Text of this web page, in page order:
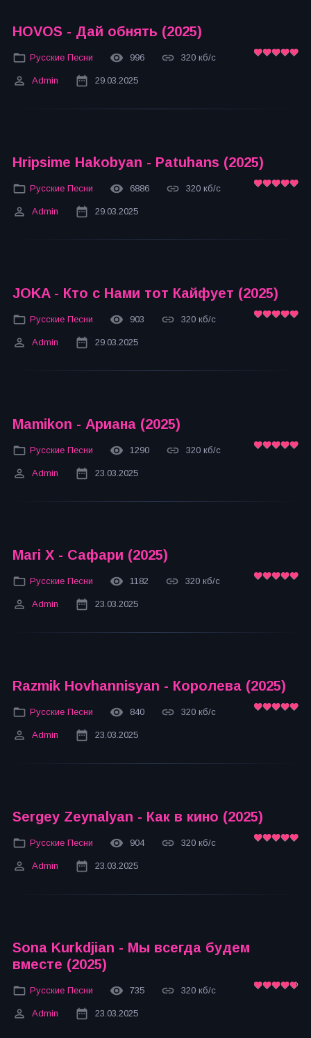
HOVOS - Дай обнять (2025)
Русские Песни 996 320 кб/с
Admin 29.03.2025
Hripsime Hakobyan - Patuhans (2025)
Русские Песни 6886 320 кб/с
Admin 29.03.2025
JOKA - Кто с Нами тот Кайфует (2025)
Русские Песни 903 320 кб/с
Admin 29.03.2025
Mamikon - Ариана (2025)
Русские Песни 1290 320 кб/с
Admin 23.03.2025
Mari X - Сафари (2025)
Русские Песни 1182 320 кб/с
Admin 23.03.2025
Razmik Hovhannisyan - Королева (2025)
Русские Песни 840 320 кб/с
Admin 23.03.2025
Sergey Zeynalyan - Как в кино (2025)
Русские Песни 904 320 кб/с
Admin 23.03.2025
Sona Kurkdjian - Мы всегда будем
вместе (2025)
Русские Песни 735 320 кб/с
Admin 23.03.2025